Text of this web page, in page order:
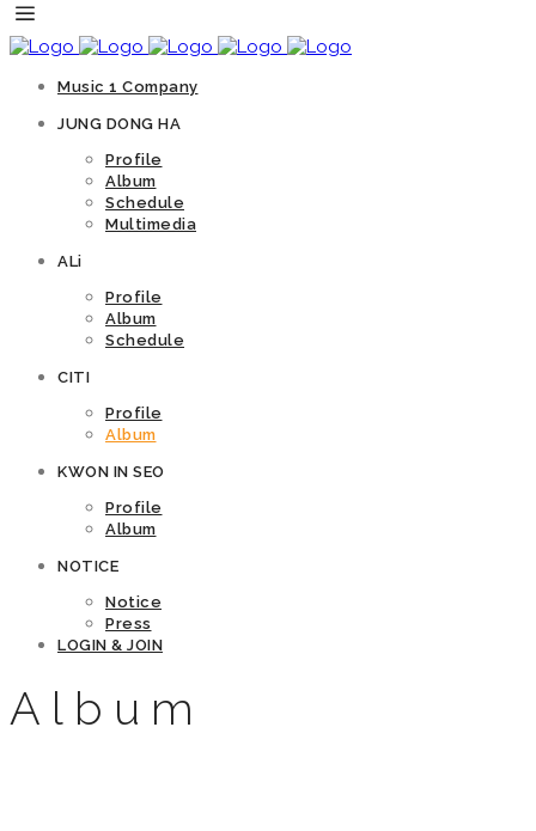
Music 1 Company
JUNG DONG HA
Profile
Album
Schedule
Multimedia
ALi
Profile
Album
Schedule
CITI
Profile
Album
KWON IN SEO
Profile
Album
NOTICE
Notice
Press
LOGIN & JOIN
Album